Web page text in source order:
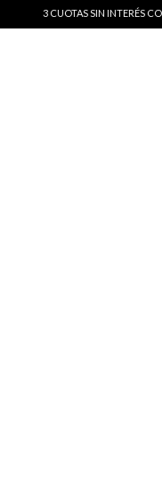
3 CUOTAS SIN INTERÉS CON